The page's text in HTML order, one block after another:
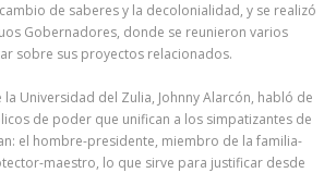
de saberes y la decolonialidad, y se realizó
Gobernadores, donde se reunieron varios
sobre sus proyectos relacionados.
Universidad del Zulia, Johnny Alarcón, habló de
de poder que unifican a los simpatizantes de
el hombre-presidente, miembro de la familia-
maestro, lo que sirve para justificar desde